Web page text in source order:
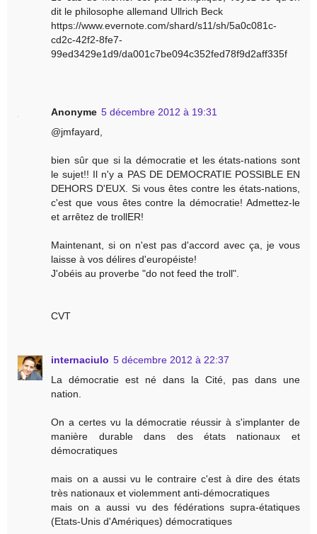
dit le philosophe allemand Ullrich Beck
https://www.evernote.com/shard/s11/sh/5a0c081c-
cd2c-42f2-8fe7-
99ed3429e1d9/da001c7be094c352fed78f9d2aff335f
Anonyme 5 décembre 2012 à 19:31
@jmfayard,
bien sûr que si la démocratie et les états-nations sont
le sujet!! Il n'y a PAS DE DEMOCRATIE POSSIBLE EN
DEHORS D'EUX. Si vous êtes contre les états-nations,
c'est que vous êtes contre la démocratie! Admettez-le
et arrêtez de trollER!
Maintenant, si on n'est pas d'accord avec ça, je vous
laisse à vos délires d'européiste!
J'obéis au proverbe "do not feed the troll".
CVT
internaciulo 5 décembre 2012 à 22:37
La démocratie est né dans la Cité, pas dans une
nation.
On a certes vu la démocratie réussir à s'implanter de
manière durable dans des états nationaux et
démocratiques
mais on a aussi vu le contraire c'est à dire des états
très nationaux et violemment anti-démocratiques
mais on a aussi vu des fédérations supra-étatiques
(Etats-Unis d'Amériques) démocratiques